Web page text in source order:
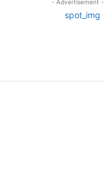
- Advertisement -